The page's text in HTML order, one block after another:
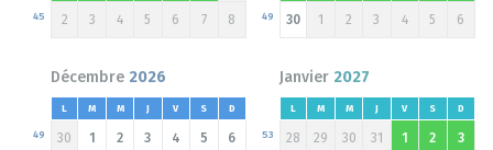
2
45 3 4 5 6 7 8 30
49 1 2 3 4 5 6
Décembre 2026
L M M J V S D
30
49 1 2 3 4 5 6
Janvier 2027
L M M J V S D
28
53 29 30 31 1 2 3